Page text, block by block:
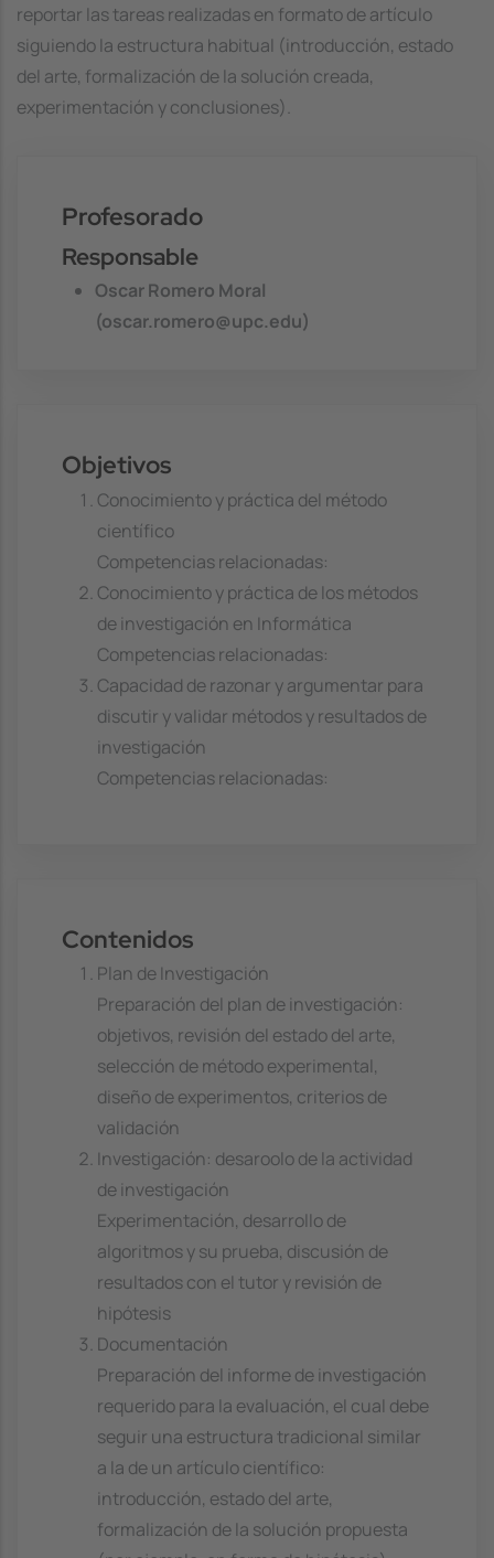
reportar las tareas realizadas en formato de artículo
siguiendo la estructura habitual (introducción, estado
del arte, formalización de la solución creada,
experimentación y conclusiones).
Profesorado
Responsable
Oscar Romero Moral
(oscar.romero@upc.edu)
Objetivos
Conocimiento y práctica del método
científico
Competencias relacionadas:
Conocimiento y práctica de los métodos
de investigación en Informática
Competencias relacionadas:
Capacidad de razonar y argumentar para
discutir y validar métodos y resultados de
investigación
Competencias relacionadas:
Contenidos
Plan de Investigación
Preparación del plan de investigación:
objetivos, revisión del estado del arte,
selección de método experimental,
diseño de experimentos, criterios de
validación
Investigación: desaroolo de la actividad
de investigación
Experimentación, desarrollo de
algoritmos y su prueba, discusión de
resultados con el tutor y revisión de
hipótesis
Documentación
Preparación del informe de investigación
requerido para la evaluación, el cual debe
seguir una estructura tradicional similar
a la de un artículo científico:
introducción, estado del arte,
formalización de la solución propuesta